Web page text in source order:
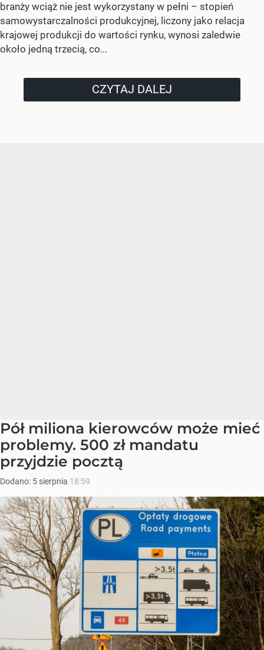
branży wciąż nie jest wykorzystany w pełni – stopień
samowystarczalności produkcyjnej, liczony jako relacja
krajowej produkcji do wartości rynku, wynosi zaledwie
około jedną trzecią, co...
CZYTAJ DALEJ
Pół miliona kierowców może mieć
problemy. 500 zł mandatu
przyjdzie pocztą
Dodano: 5 sierpnia 18:59